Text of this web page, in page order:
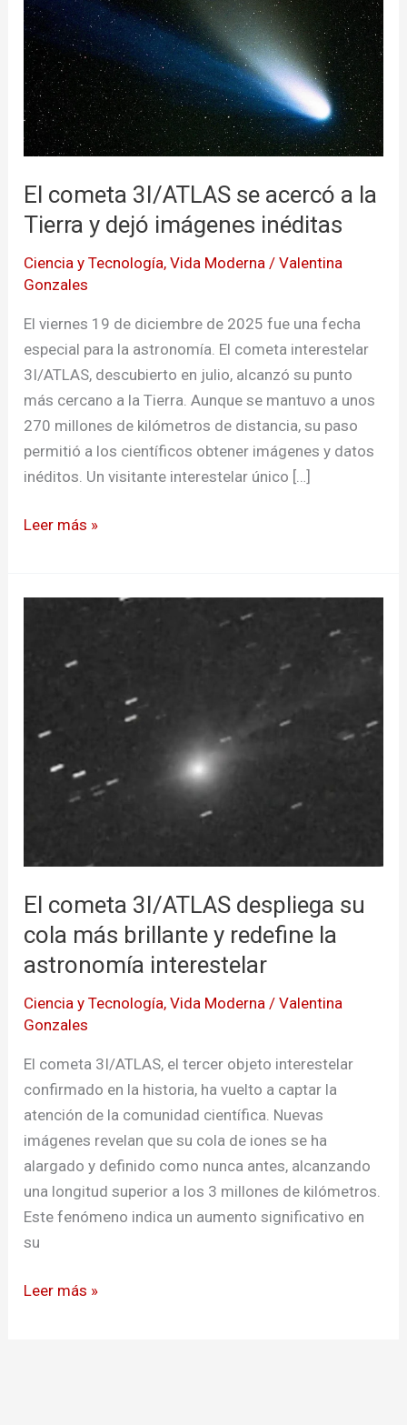
El cometa 3I/ATLAS se acercó a la
Tierra y dejó imágenes inéditas
Ciencia y Tecnología,Vida Moderna /Valentina
Gonzales
El viernes 19 de diciembre de 2025 fue una fecha
especial para la astronomía. El cometa interestelar
3I/ATLAS, descubierto en julio, alcanzó su punto
más cercano a la Tierra. Aunque se mantuvo a unos
270 millones de kilómetros de distancia, su paso
permitió a los científicos obtener imágenes y datos
inéditos. Un visitante interestelar único […]
3I/ATLAS
se
acercó
a
la
Tierra
dejó
imágenes
Leer más »
El cometa 3I/ATLAS despliega su
cola más brillante y redefine la
astronomía interestelar
Ciencia y Tecnología,Vida Moderna /Valentina
Gonzales
El cometa 3I/ATLAS, el tercer objeto interestelar
confirmado en la historia, ha vuelto a captar la
atención de la comunidad científica. Nuevas
imágenes revelan que su cola de iones se ha
alargado y definido como nunca antes, alcanzando
una longitud superior a los 3 millones de kilómetros.
Este fenómeno indica un aumento significativo en
su
3I/ATLAS
cola
más
brillante
la
interestelar
Leer más »